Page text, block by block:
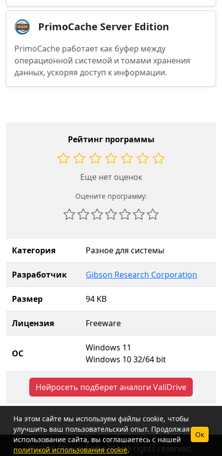
PrimoCache Server Edition
PrimoCache работает как буфер между
операционной системой и томами хранения
данных, ускоряя доступ к информации.
Рейтинг программы
Еще нет оценок
Оцените программу:
Категория Разное для системы
Разработчик Gibson Research Corporation
Размер 94 KB
Лицензия Freeware
ОС
Windows 11
Windows 10 32/64 bit
Нейросеть подберет аналоги ValiDrive
© 2026 PlanetaSofta.RU. All rights reserved.
На этом сайте мы используем файлы cookie, чтобы
улучшить ваш пользовательский опыт. Продолжая
использование сайта, вы соглашаетесь с нашей
политикой использования cookie.
Ок